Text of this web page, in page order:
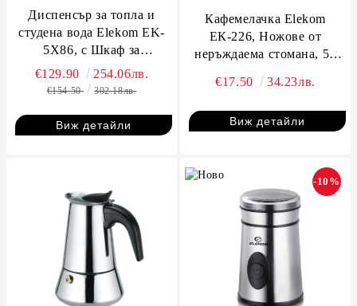
Диспенсър за топла и
студена вода Elekom EK-
5X86, с Шкаф за
съхранение, Компресорно
охлаждане, 550W/80W, 10-
на отвора 45мм/60мм
€129.90 254.06лв.
€154.50 302.18лв.
Виж детайли
Кафемелачка Elekom
ЕК-226, Ножове от
неръждаема стомана, 50
€17.50 34.23лв.
Виж детайли
-10%